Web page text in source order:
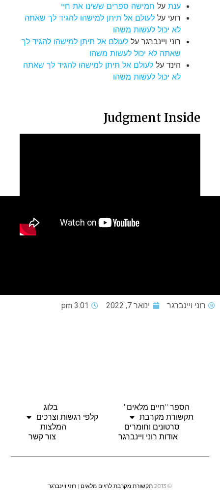
ענת על חמישה ספרים ששינו את חיי
רועי על לעולם אל תיתן למישהו להגיד לך שאתה
לא יכול לעשות משהו
רוני ויינברגר על לעולם אל תיתן למישהו להגיד לך
שאתה לא יכול לעשות משהו
הינד על לעולם אל תיתן למישהו להגיד לך שאתה
לא יכול לעשות משהו
Judgment Inside
רוני ויינברגר ינואר 7, 2022 3:01 pm
הספר "חיים מלאים"
בלוג
תקשורת מקרבת
קלפי רגשות וצרכים
סרטונים וחומרים
המלצות
אודות רוני ויינברגר
צור קשר
© 2013 תקשורת מקרבת לחיים מלאים | רוני ויינברגר